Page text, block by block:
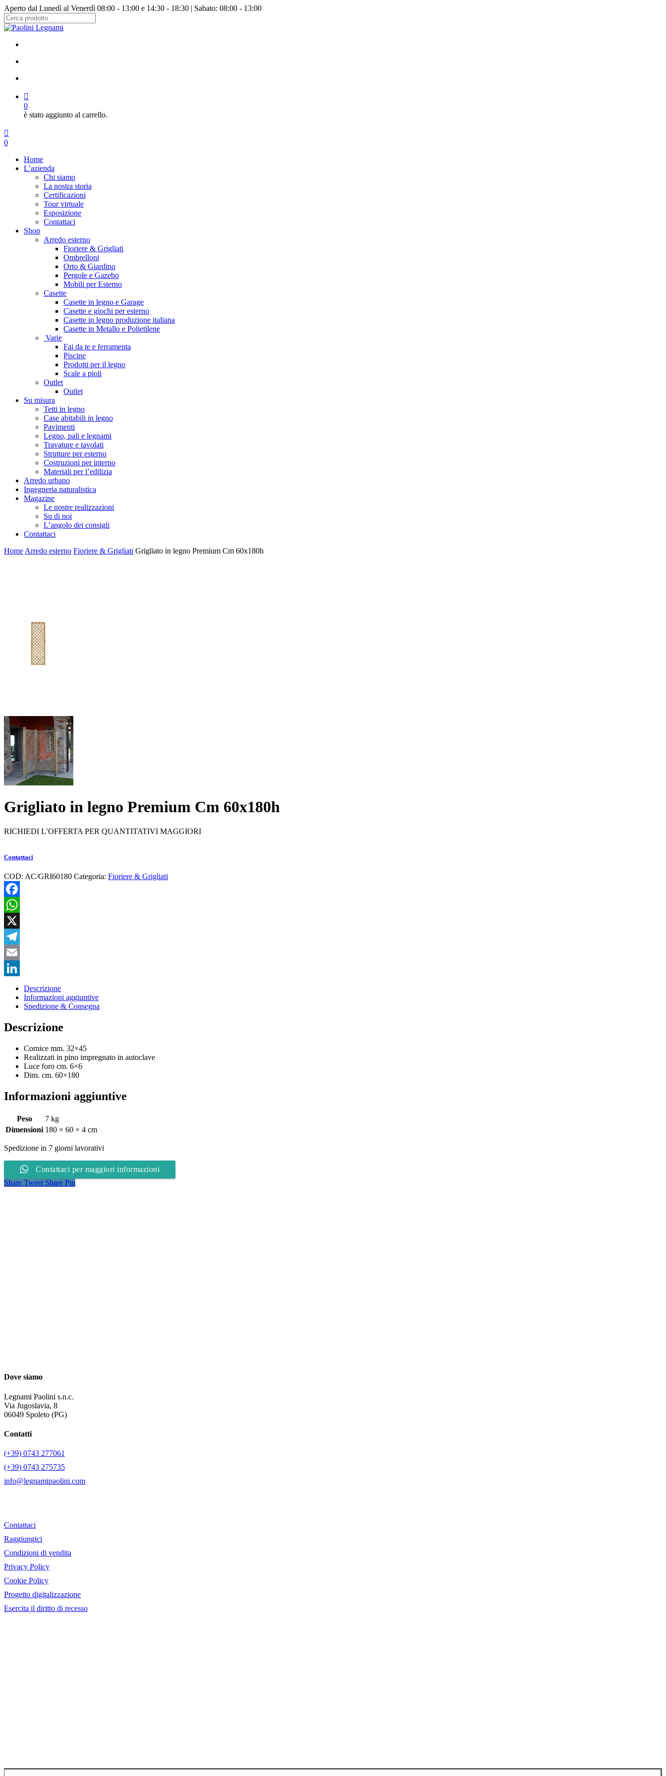
Salta
al
contenuto
Aperto dal Lunedì al Venerdì 08:00 - 13:00 e 14:30 - 18:30 | Sabato: 08:00 - 13:00
Chiudi
0
è stato aggiunto al carrello.
Menu
cerca
account
0
Home
L’azienda
Chi siamo
La nostra storia
Certificazioni
Tour virtuale
Esposizione
Contattaci
Shop
Arredo esterno
Fioriere & Grigliati
Ombrelloni
Orto & Giardino
Pergole e Gazebo
Mobili per Esterno
Casette
Casette in legno e Garage
Casette e giochi per esterno
Casette in legno produzione italiana
Casette in Metallo e Polietilene
Varie
Fai da te e ferramenta
Piscine
Prodotti per il legno
Scale a pioli
Outlet
Outlet
Su misura
Tetti in legno
Case abitabili in legno
Pavimenti
Legno, pali e legnami
Travature e tavolati
Strutture per esterno
Costruzioni per interno
Materiali per l’edilizia
Arredo urbano
Ingegneria naturalistica
Magazine
Le nostre realizzazioni
Su di noi
L’angolo dei consigli
Contattaci
Home Arredo esterno Fioriere & Grigliati Grigliato in legno Premium Cm 60x180h
Grigliato in legno Premium Cm 60x180h
RICHIEDI L’OFFERTA PER QUANTITATIVI MAGGIORI
Contattaci
COD: AC/GRI60180 Categoria: Fioriere & Grigliati
Facebook
WhatsApp
X
Telegram
Email
LinkedIn
Descrizione
Informazioni aggiuntive
Spedizione & Consegna
Descrizione
Cornice mm. 32×45
Realizzati in pino impregnato in autoclave
Luce foro cm. 6×6
Dim. cm. 60×180
Informazioni aggiuntive
Peso
7 kg
Dimensioni 180 × 60 × 4 cm
Spedizione in 7 giorni lavorativi
Contattaci per maggiori informazioni
Share Tweet Share Pin
Dove siamo
Legnami Paolini s.n.c.
Via Jugoslavia, 8
06049 Spoleto (PG)
Contatti
(+39) 0743 277061
(+39) 0743 275735
info@legnamipaolini.com
Contattaci
Raggiungici
Condizioni di vendita
Privacy Policy
Cookie Policy
Progetto digitalizzazione
Esercita il diritto di recesso